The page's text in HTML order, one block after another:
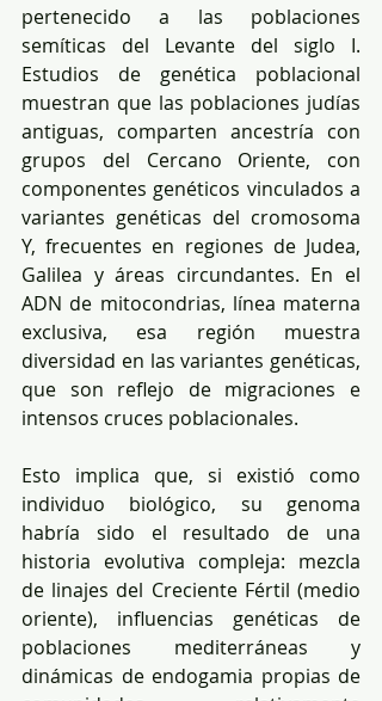
pertenecido a las poblaciones
semíticas del Levante del siglo I.
Estudios de genética poblacional
muestran que las poblaciones judías
antiguas, comparten ancestría con
grupos del Cercano Oriente, con
componentes genéticos vinculados a
variantes genéticas del cromosoma
Y, frecuentes en regiones de Judea,
Galilea y áreas circundantes. En el
ADN de mitocondrias, línea materna
exclusiva, esa región muestra
diversidad en las variantes genéticas,
que son reflejo de migraciones e
intensos cruces poblacionales.
Esto implica que, si existió como
individuo biológico, su genoma
habría sido el resultado de una
historia evolutiva compleja: mezcla
de linajes del Creciente Fértil (medio
oriente), influencias genéticas de
poblaciones mediterráneas y
dinámicas de endogamia propias de